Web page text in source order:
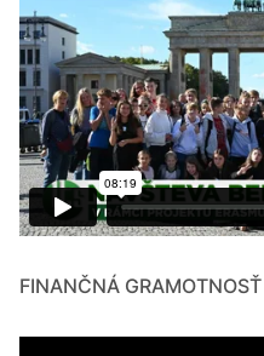
FINANČNÁ GRAMOTNOSŤ